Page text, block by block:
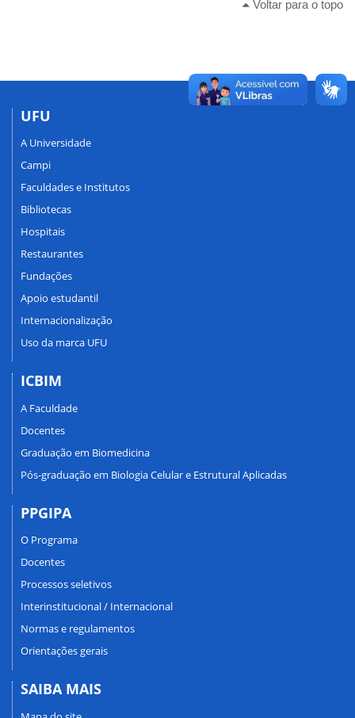
Voltar para o topo
UFU
A Universidade
Campi
Faculdades e Institutos
Bibliotecas
Hospitais
Restaurantes
Fundações
Apoio estudantil
Internacionalização
Uso da marca UFU
ICBIM
A Faculdade
Docentes
Graduação em Biomedicina
Pós-graduação em Biologia Celular e Estrutural Aplicadas
PPGIPA
O Programa
Docentes
Processos seletivos
Interinstitucional / Internacional
Normas e regulamentos
Orientações gerais
SAIBA MAIS